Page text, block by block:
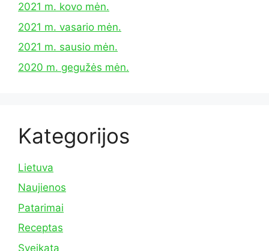
2021 m. kovo mėn.
2021 m. vasario mėn.
2021 m. sausio mėn.
2020 m. gegužės mėn.
Kategorijos
Lietuva
Naujienos
Patarimai
Receptas
Sveikata